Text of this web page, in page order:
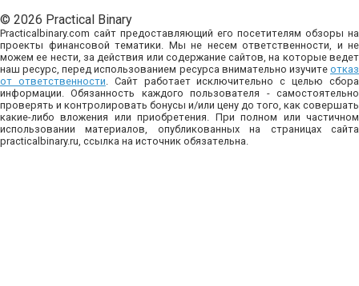
© 2026 Practical Binary
Practicalbinary.com сайт предоставляющий его посетителям обзоры на
проекты финансовой тематики. Мы не несем ответственности, и не
можем ее нести, за действия или содержание сайтов, на которые ведет
наш ресурс, перед использованием ресурса внимательно изучите отказ
от ответственности . Сайт работает исключительно с целью сбора
информации. Обязанность каждого пользователя - самостоятельно
проверять и контролировать бонусы и/или цену до того, как совершать
какие-либо вложения или приобретения. При полном или частичном
использовании материалов, опубликованных на страницах сайта
practicalbinary.ru, ссылка на источник обязательна.